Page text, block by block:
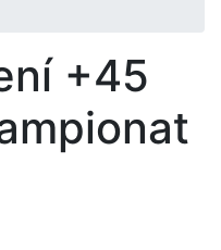
+45